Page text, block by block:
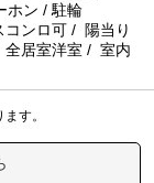
ホン / 駐輪
ンロ可 / 陽当り
居室洋室 / 室内
す。